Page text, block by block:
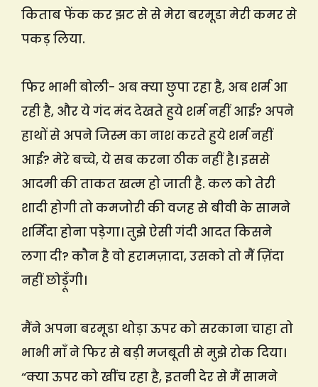
किताब फेंक कर झट से से मेरा बरमूडा मेरी कमर से
पकड़ लिया.
फिर भाभी बोली- अब क्या छुपा रहा है, अब शर्म आ
रही है, और ये गंद मंद देखते हुये शर्म नहीं आई? अपने
हाथों से अपने जिस्म का नाश करते हुये शर्म नहीं
आई? मेरे बच्चे, ये सब करना ठीक नहीं है। इससे
आदमी की ताकत खत्म हो जाती है. कल को तेरी
शादी होगी तो कमजोरी की वजह से बीवी के सामने
शर्मिंदा होना पड़ेगा। तुझे ऐसी गंदी आदत किसने
लगा दी? कौन है वो हरामज़ादा, उसको तो मैं ज़िंदा
नहीं छोड़ूँगी।
मैंने अपना बरमूडा थोड़ा ऊपर को सरकाना चाहा तो
भाभी माँ ने फिर से बड़ी मजबूती से मुझे रोक दिया।
“क्या ऊपर को खींच रहा है, इतनी देर से मैं सामने